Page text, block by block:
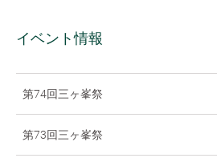
イベント情報
第74回三ヶ峯祭
第73回三ヶ峯祭